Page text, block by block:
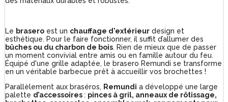
Le brasero est un chauffage d'extérieur design et
esthétique. Pour le faire fonctionner, il suffit d’allumer des
bûches ou du charbon de bois. Rien de mieux que de passer
un moment convivial entre amis ou en famille autour du feu.
Équipé d'une grille adaptée, le brasero Remundi se transforme
en un véritable barbecue prêt à accueillir vos brochettes !
Parallèlement aux braséros, Remundi a développé une large
palette d’accessoires: pinces à gril, anneaux de rôtissage,